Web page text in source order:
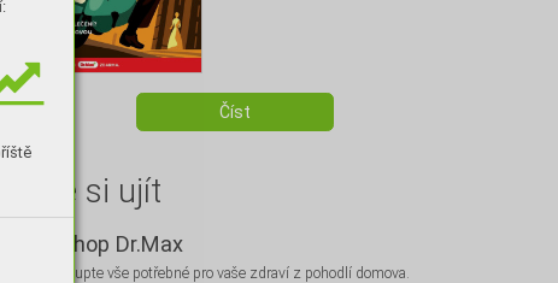
Číst
si ujít
Eshop Dr.Max
Nakupte vše potřebné pro vaše zdraví z pohodlí domova.